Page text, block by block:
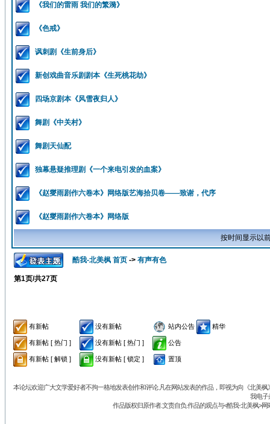
《我们的雷雨 我们的繁漪》
《色戒》
讽刺剧《生前身后》
新创戏曲音乐剧剧本《生死桃花劫》
四场京剧本《风雪夜归人》
舞剧《中关村》
舞剧天仙配
独幕悬疑推理剧《一个来电引发的血案》
《赵燮雨剧作六卷本》网络版艺海拾贝卷——致谢，代序
《赵燮雨剧作六卷本》网络版
按时间显示以
酷我-北美枫 首页 -> 有声有色
第1页/共27页
有新帖 没有新帖 站内公告 精华
有新帖 [ 热门 ] 没有新帖 [ 热门 ] 公告
有新帖 [ 解锁 ] 没有新帖 [ 锁定 ] 置顶
本论坛欢迎广大文学爱好者不拘一格地发表创作和评论.凡在网站发表的作品，即视为向《北美
我电子
作品版权归原作者.文责自负.作品的观点与<酷我-北美枫>